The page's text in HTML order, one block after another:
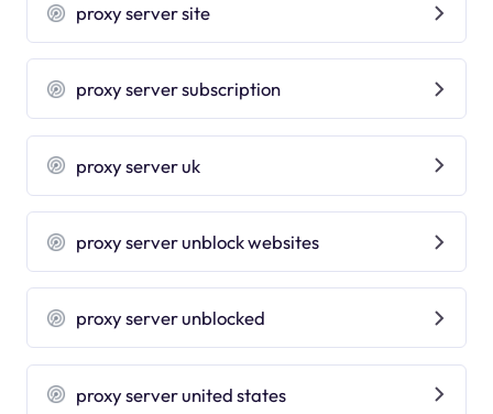
proxy server site
proxy server subscription
proxy server uk
proxy server unblock websites
proxy server unblocked
proxy server united states